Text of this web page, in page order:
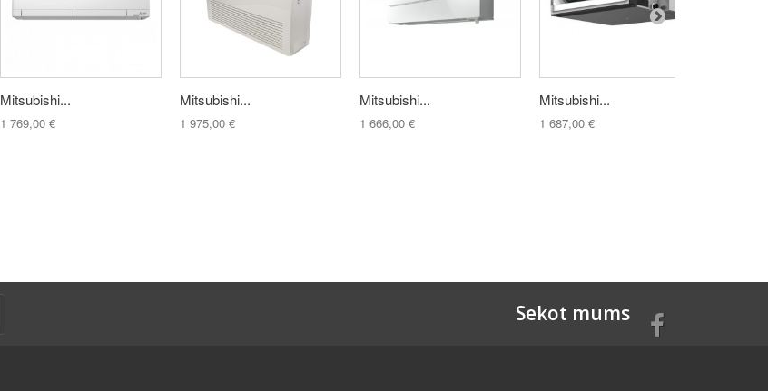
Mitsubishi...
1 769,00 €
Mitsubishi...
1 975,00 €
Mitsubishi...
1 666,00 €
Mitsubishi...
1 687,00 €
Sekot mums